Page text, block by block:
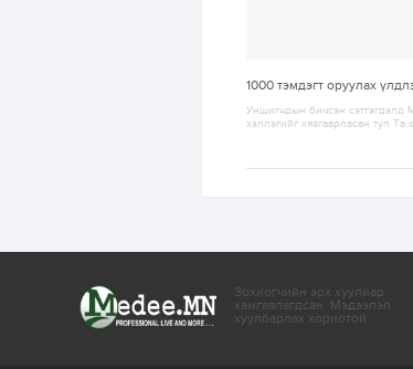
1000 тэмдэгт оруулах
Уншигчдын бичсэн сэтгэгдэлд
хэллэгийг хязгаарласан тул Та
Зохиогчийн эрх хуулиар
хамгаалагдсан. Мэдээлэл
хуулбарлах хориотой.